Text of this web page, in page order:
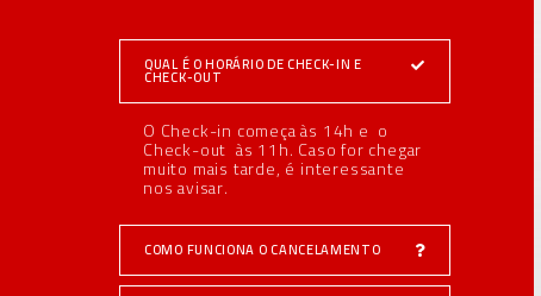
QUAL É O HORÁRIO DE CHECK-IN E
CHECK-OUT
O Check-in começa às 14h e o
Check-out às 11h. Caso for chegar
muito mais tarde, é interessante
nos avisar.
COMO FUNCIONA O CANCELAMENTO